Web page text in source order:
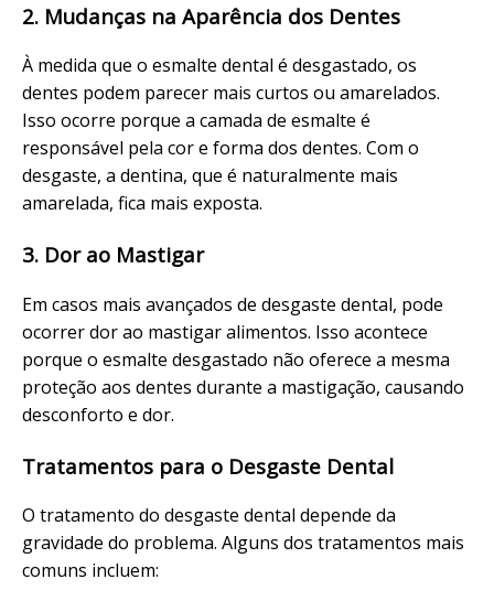
2. Mudanças na Aparência dos Dentes
À medida que o esmalte dental é desgastado, os
dentes podem parecer mais curtos ou amarelados.
Isso ocorre porque a camada de esmalte é
responsável pela cor e forma dos dentes. Com o
desgaste, a dentina, que é naturalmente mais
amarelada, fica mais exposta.
3. Dor ao Mastigar
Em casos mais avançados de desgaste dental, pode
ocorrer dor ao mastigar alimentos. Isso acontece
porque o esmalte desgastado não oferece a mesma
proteção aos dentes durante a mastigação, causando
desconforto e dor.
Tratamentos para o Desgaste Dental
O tratamento do desgaste dental depende da
gravidade do problema. Alguns dos tratamentos mais
comuns incluem: